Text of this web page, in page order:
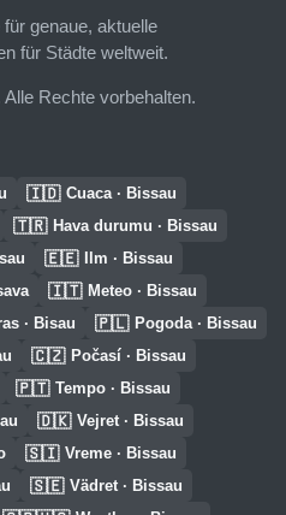
genaue, aktuelle
für Städte weltweit.
Rechte vorbehalten.
🇮🇩 Cuaca · Bissau
🇹🇷 Hava durumu · Bissau
🇪🇪 Ilm · Bissau
🇮🇹 Meteo · Bissau
· Bisau 🇵🇱 Pogoda · Bissau
🇨🇿 Počasí · Bissau
🇵🇹 Tempo · Bissau
🇩🇰 Vejret · Bissau
🇸🇮 Vreme · Bissau
🇸🇪 Vädret · Bissau